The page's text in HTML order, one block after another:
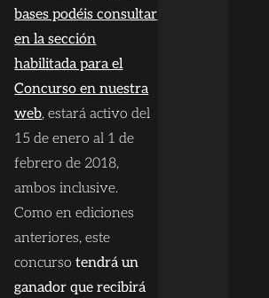
bases podéis consultar
en la sección
habilitada para el
Concurso en nuestra
web, estará activo del
15 de enero al 1 de
febrero de 2018,
ambos inclusive.
Como en ediciones
anteriores, este
concursotendrá un
ganador que recibirá